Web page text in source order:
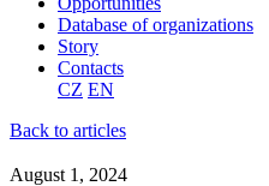
Database of organizations
Story
Contacts
CZ EN
Back to articles
August 1, 2024